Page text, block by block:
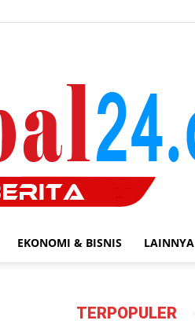
EKONOMI & BISNIS LAINNYA
TERPOPULER